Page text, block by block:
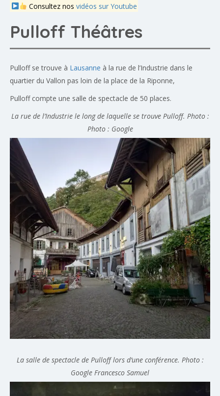
Consultez nos vidéos sur Youtube
Pulloff Théâtres
Pulloff se trouve à Lausanne à la rue de l’Industrie dans le
quartier du Vallon pas loin de la place de la Riponne,
Pulloff compte une salle de spectacle de 50 places.
La rue de l’Industrie le long de laquelle se trouve Pulloff. Photo :
Photo : Google
La salle de spectacle de Pulloff lors d’une conférence. Photo :
Google Francesco Samuel